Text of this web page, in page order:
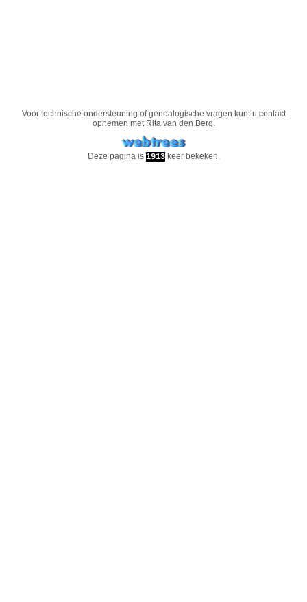
Voor technische ondersteuning of genealogische vragen kunt u contact
opnemen met Rita van den Berg.
Deze pagina is 1913keer bekeken.